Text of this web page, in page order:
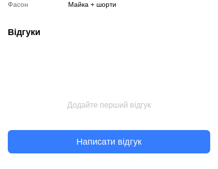
Фасон
Майка + шорти
Відгуки
Додайте перший відгук
Написати відгук